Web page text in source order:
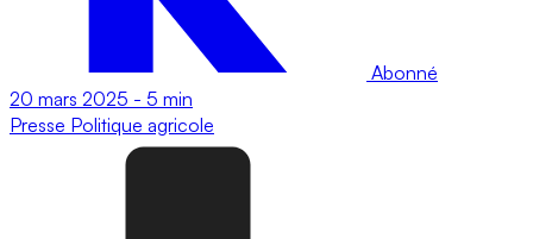
Abonné
20 mars 2025 - 5 min
Presse Politique agricole